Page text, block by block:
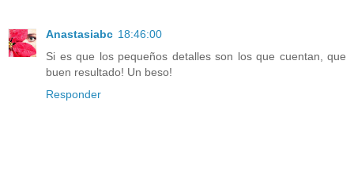
Anastasiabc 18:46:00
Si es que los pequeños detalles son los que cuentan, que
buen resultado! Un beso!
Responder